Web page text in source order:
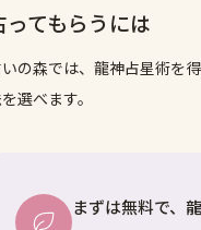
ってもらうには
の森では、 龍神占星術を
選べます。
まずは無料で、